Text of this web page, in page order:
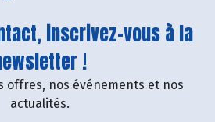
inscrivez-vous à la
!
offres, nos événements et nos
actualités.